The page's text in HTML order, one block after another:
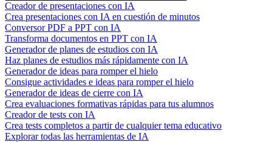
Creador de presentaciones con IA
Crea presentaciones con IA en cuestión de minutos
Conversor PDF a PPT con IA
Transforma documentos en PPT con IA
Generador de planes de estudios con IA
Haz planes de estudios más rápidamente con IA
Generador de ideas para romper el hielo
Consigue actividades e ideas para romper el hielo
Generador de ideas de cierre con IA
Crea evaluaciones formativas rápidas para tus alumnos
Creador de tests con IA
Crea tests completos a partir de cualquier tema educativo
Explorar todas las herramientas de IA